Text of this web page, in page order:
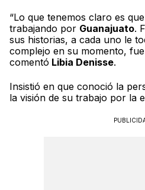
“Lo que tenemos claro es
trabajando por Guanajuato.
sus historias, a cada uno le
complejo en su momento,
comentó Libia Denisse.
Insistió en que conoció la
la visión de su trabajo por la